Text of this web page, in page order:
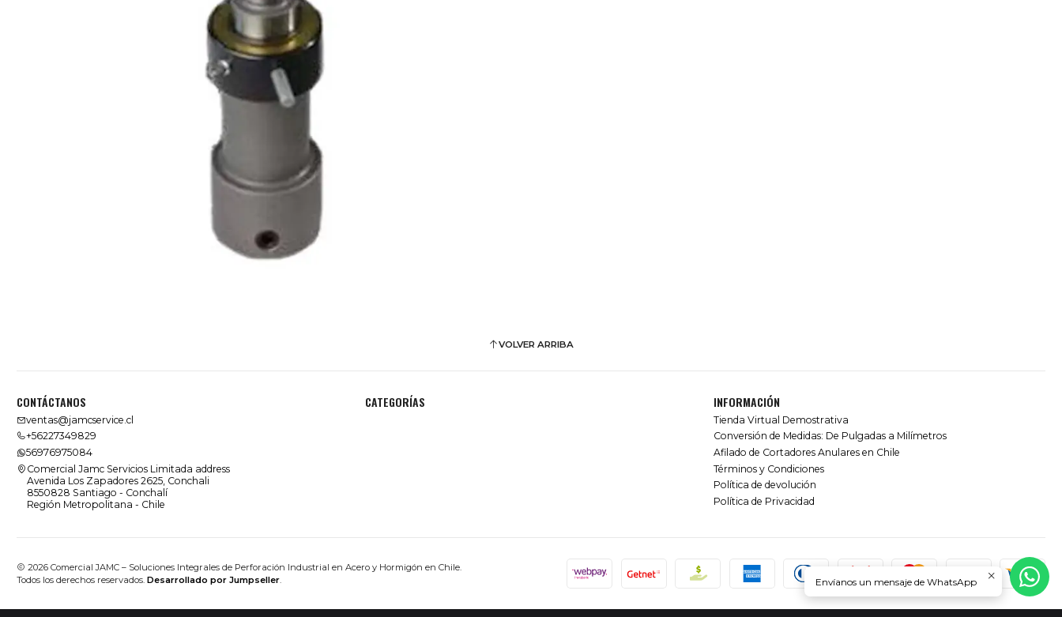
VOLVER ARRIBA
CONTÁCTANOS
ventas@jamcservice.cl
+56227349829
56976975084
Comercial Jamc Servicios Limitada address
Avenida Los Zapadores 2625, Conchali
8550828 Santiago - Conchalí
Región Metropolitana - Chile
CATEGORÍAS INFORMACIÓN
Tienda Virtual Demostrativa
Conversión de Medidas: De Pulgadas a Milímetros
Afilado de Cortadores Anulares en Chile
Términos y Condiciones
Política de devolución
Política de Privacidad
2026 Comercial JAMC – Soluciones Integrales de Perforación Industrial en Acero y Hormigón en Chile.
Todos los derechos reservados. Desarrollado por Jumpseller. Envíanos un mensaje de WhatsApp